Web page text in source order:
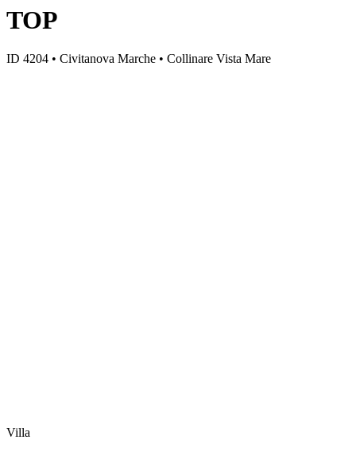
TOP
ID 4204 • Civitanova Marche • Collinare Vista Mare
Villa